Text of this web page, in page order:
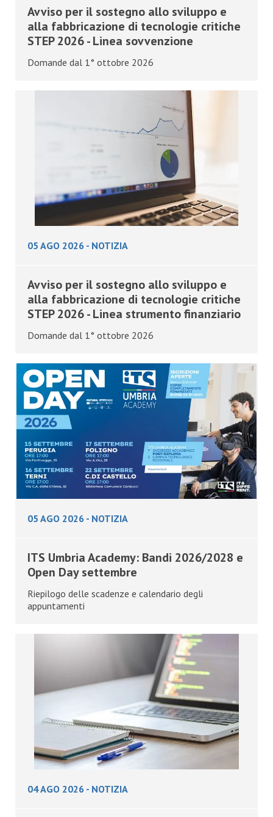
Avviso per il sostegno allo sviluppo e
alla fabbricazione di tecnologie critiche
STEP 2026 - Linea sovvenzione
Domande dal 1° ottobre 2026
05 AGO 2026 - NOTIZIA
Avviso per il sostegno allo sviluppo e
alla fabbricazione di tecnologie critiche
STEP 2026 - Linea strumento finanziario
Domande dal 1° ottobre 2026
05 AGO 2026 - NOTIZIA
ITS Umbria Academy: Bandi 2026/2028 e
Open Day settembre
Riepilogo delle scadenze e calendario degli
appuntamenti
04 AGO 2026 - NOTIZIA